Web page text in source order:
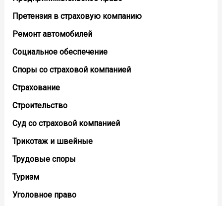
Претензия в страховую компанию
Ремонт автомобилей
Социальное обеспечение
Споры со страховой компанией
Страхование
Строительство
Суд со страховой компанией
Трикотаж и швейные
Трудовые споры
Туризм
Уголовное право